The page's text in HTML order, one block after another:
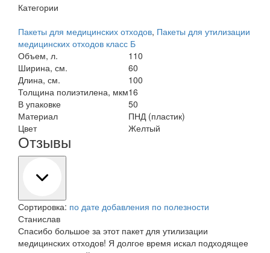
Категории
Пакеты для медицинских отходов, Пакеты для утилизации
медицинских отходов класс Б
Объем, л.
110
Ширина, см.
60
Длина, см.
100
Толщина полиэтилена, мкм16
В упаковке
50
Материал
ПНД (пластик)
Цвет
Желтый
Отзывы
Сортировка: по дате добавления по полезности
Станислав
Спасибо большое за этот пакет для утилизации
медицинских отходов! Я долгое время искал подходящее